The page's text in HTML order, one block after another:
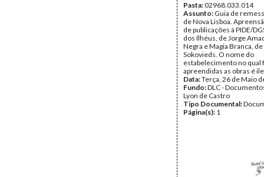
Pasta:02968.033.014
Assunto: Guia de
de Nova Lisboa.
de publicações à PIDE/
dos Ilhéus, de Jorge
Negra e Magia Branca, de
Sokovieds. O nome do
estabelecimento no qual
apreendidas as obras é
Data:Terça, 26 de Maio
Fundo:DLC -
Lyon de Castro
Tipo Documental:
Página(s): 1